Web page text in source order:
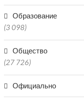
ПРИ ГАЗОПОТРЕБЛЕНИИ
Образование
(3 098)
Общество
(27 726)
Официально